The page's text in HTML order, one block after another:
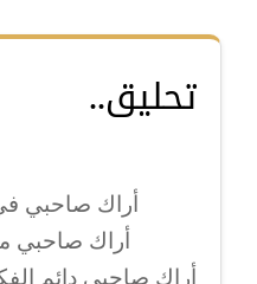
تحليق..
أراك صاحبي
أراك صاحبي
أراك صاحبي دائم